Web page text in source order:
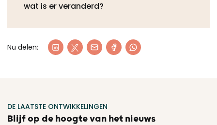
wat is er veranderd?
Nu delen:
DE LAATSTE ONTWIKKELINGEN
Blijf op de hoogte van het nieuws